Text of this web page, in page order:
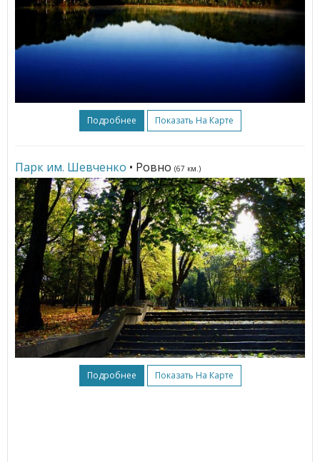
Подробнее Показать На Карте
Парк им. Шевченко • Ровно (67 км.)
Подробнее Показать На Карте